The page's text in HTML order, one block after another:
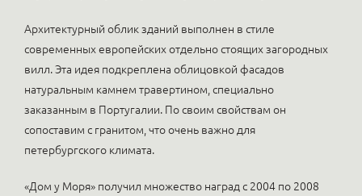
Архитектурный облик зданий выполнен в стиле
современных европейских отдельно стоящих загородных
вилл. Эта идея подкреплена облицовкой фасадов
натуральным камнем травертином, специально
заказанным в Португалии. По своим свойствам он
сопоставим с гранитом, что очень важно для
петербургского климата.
«Дом у Моря» получил множество наград с 2004 по 2008